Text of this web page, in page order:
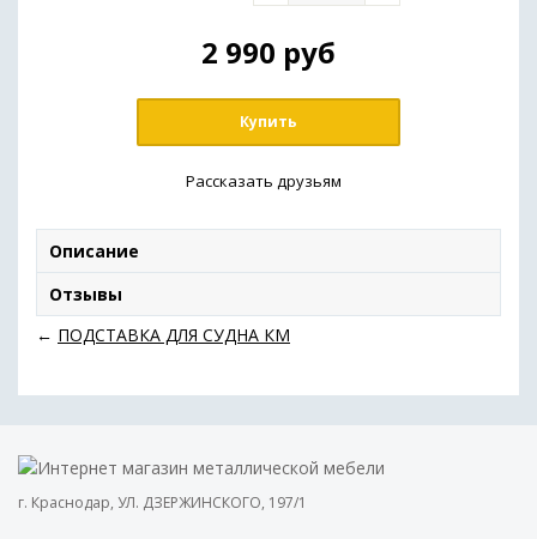
2 990 руб
Купить
Рассказать друзьям
Описание
Отзывы
← ПОДСТАВКА ДЛЯ СУДНА КМ
г. Краснодар, УЛ. ДЗЕРЖИНСКОГО, 197/1